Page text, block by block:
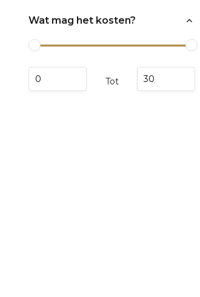
Wat mag het kosten?
Tot